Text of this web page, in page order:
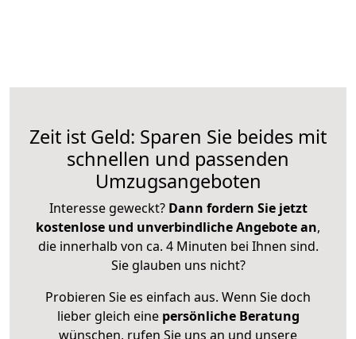
Zeit ist Geld: Sparen Sie beides mit
schnellen und passenden
Umzugsangeboten
Interesse geweckt? Dann fordern Sie jetzt
kostenlose und unverbindliche Angebote an,
die innerhalb von ca. 4 Minuten bei Ihnen sind.
Sie glauben uns nicht?
Probieren Sie es einfach aus. Wenn Sie doch
lieber gleich eine persönliche Beratung
wünschen, rufen Sie uns an und unsere